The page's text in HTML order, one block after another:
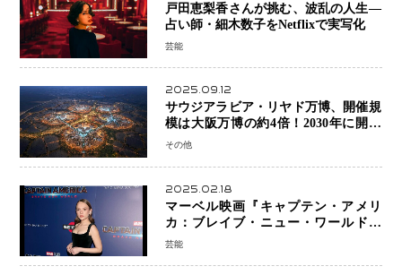
戸田恵梨香さんが挑む、波乱の人生―
占い師・細木数子をNetflixで実写化
芸能
2025.09.12
サウジアラビア・リヤド万博、開催規
模は大阪万博の約4倍！2030年に開幕
予定
その他
2025.02.18
マーベル映画『キャプテン・アメリ
カ：ブレイブ・ニュー・ワールド』
新ブラック・ウィドウ役のシラ・ハー
芸能